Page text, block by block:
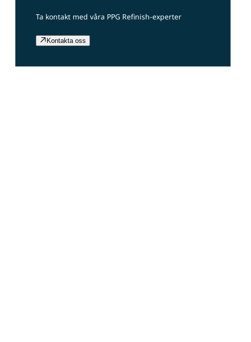
Ta kontakt med våra PPG Refinish-experter
Kontakta oss